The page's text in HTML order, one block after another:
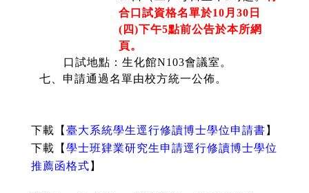
合口試資格名單於10 月 30 日
( 四)下午5點前公告於本所網
頁。
口試地點：生化館N103會議室。
七、申請通過名單由校方統一公佈。
下載【 臺大系統學生逕行修讀博士學位申請書 】
下載【 學士班肄業研究生申請逕行修讀博士學位
推薦函格式 】